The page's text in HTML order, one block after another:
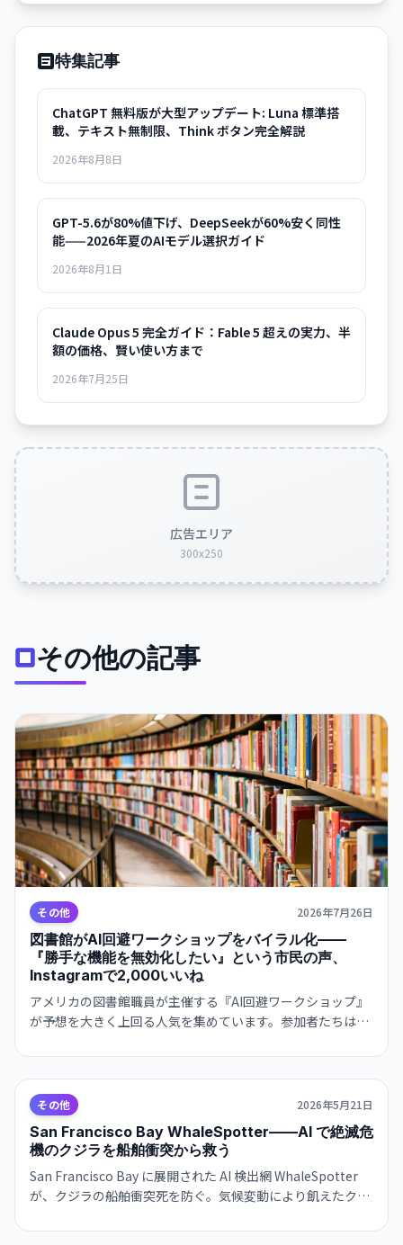
特集記事
ChatGPT 無料版が大型アップデート: Luna 標準搭
載、テキスト無制限、Think ボタン完全解説
2026年8月8日
GPT-5.6が80%値下げ、DeepSeekが60%安く同性
能——2026年夏のAIモデル選択ガイド
2026年8月1日
Claude Opus 5 完全ガイド：Fable 5 超えの実力、半
額の価格、賢い使い方まで
2026年7月25日
広告エリア
300x250
その他の記事
その他 2026年7月26日
図書館がAI回避ワークショップをバイラル化——
『勝手な機能を無効化したい』という市民の声、
Instagramで2,000いいね
アメリカの図書館職員が主催する『AI回避ワークショップ』
が予想を大きく上回る人気を集めています。参加者たちは
求め、プライバシーや環境への懸念を語ります。
その他 2026年5月21日
San Francisco Bay WhaleSpotter——AI で絶滅危
機のクジラを船舶衝突から救う
San Francisco Bay に展開された AI 検出網 WhaleSpotter
が、クジラの船舶衝突死を防ぐ。気候変動により飢えたクジ
視体制で、マリナーに自動通知し、回避行動を促す。